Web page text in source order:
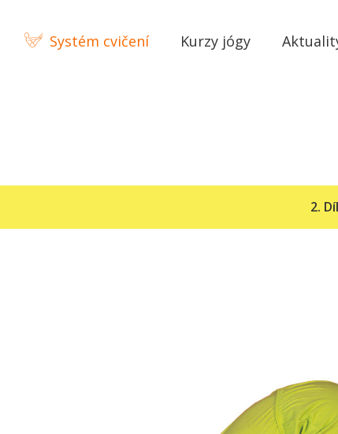
Systém cvičení Kurzy jógy
2. Díl